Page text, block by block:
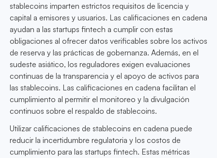
stablecoins imparten estrictos requisitos de licencia y
capital a emisores y usuarios. Las calificaciones en cadena
ayudan a las startups fintech a cumplir con estas
obligaciones al ofrecer datos verificables sobre los activos
de reserva y las prácticas de gobernanza. Además, en el
sudeste asiático, los reguladores exigen evaluaciones
continuas de la transparencia y el apoyo de activos para
las stablecoins. Las calificaciones en cadena facilitan el
cumplimiento al permitir el monitoreo y la divulgación
continuos sobre el respaldo de stablecoins.
Utilizar calificaciones de stablecoins en cadena puede
reducir la incertidumbre regulatoria y los costos de
cumplimiento para las startups fintech. Estas métricas